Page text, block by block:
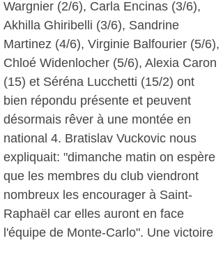
Wargnier (2/6), Carla Encinas (3/6),
Akhilla Ghiribelli (3/6), Sandrine
Martinez (4/6), Virginie Balfourier (5/6),
Chloé Widenlocher (5/6), Alexia Caron
(15) et Séréna Lucchetti (15/2) ont
bien répondu présente et peuvent
désormais rêver à une montée en
national 4. Bratislav Vuckovic nous
expliquait: "dimanche matin on espère
que les membres du club viendront
nombreux les encourager à Saint-
Raphaël car elles auront en face
l'équipe de Monte-Carlo". Une victoire